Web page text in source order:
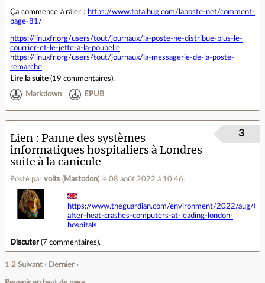
Ça commence à râler : https://www.totalbug.com/laposte-net/comment-
page-81/
https://linuxfr.org/users/tout/journaux/la-poste-ne-distribue-plus-le-
courrier-et-le-jette-a-la-poubelle
https://linuxfr.org/users/tout/journaux/la-messagerie-de-la-poste-
remarche
Lire la suite (19 commentaires).
Markdown EPUB
Lien
Panne des systèmes
informatiques hospitaliers à Londres
suite à la canicule
Posté par volts ( Mastodon) le 08 août 2022 à 10:46.
3
https://www.theguardian.com/environment/2022/aug/
after-heat-crashes-computers-at-leading-london-
hospitals
Discuter(7 commentaires).
1 2 Suivant › Dernier ›